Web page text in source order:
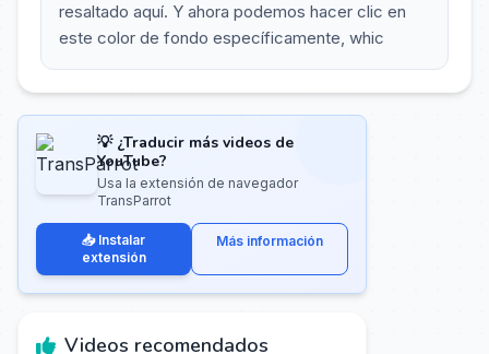
resaltado aquí. Y ahora podemos hacer clic en
este color de fondo específicamente, whic
💡 ¿Traducir más videos de
YouTube?
Usa la extensión de navegador
TransParrot
📥 Instalar
extensión
Más información
Videos recomendados